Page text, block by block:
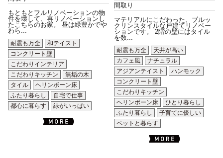
もともとフルリノベーションの物
件を壊して、再リノベーションし
たこちらのお家。 昼は緑豊かでや
わら...
耐震も万全
和テイスト
コンクリート壁
こだわりインテリア
こだわりキッチン
無垢の木
タイル
ヘリンボーン床
ふたり暮らし
自宅で仕事
都心に暮らす
緑がいっぱい
間取り
マテリアルにこだわった、ブルッ
クリンスタイルな戸建てリノベー
ションです。 2階の壁にはタイル
を数...
耐震も万全
天井が高い
カフェ風
ナチュラル
アジアンテイスト
ハンモック
コンクリート壁
こだわりキッチン
ヘリンボーン床
ひとり暮らし
ふたり暮らし
子育てに優しい
ペットと暮らす